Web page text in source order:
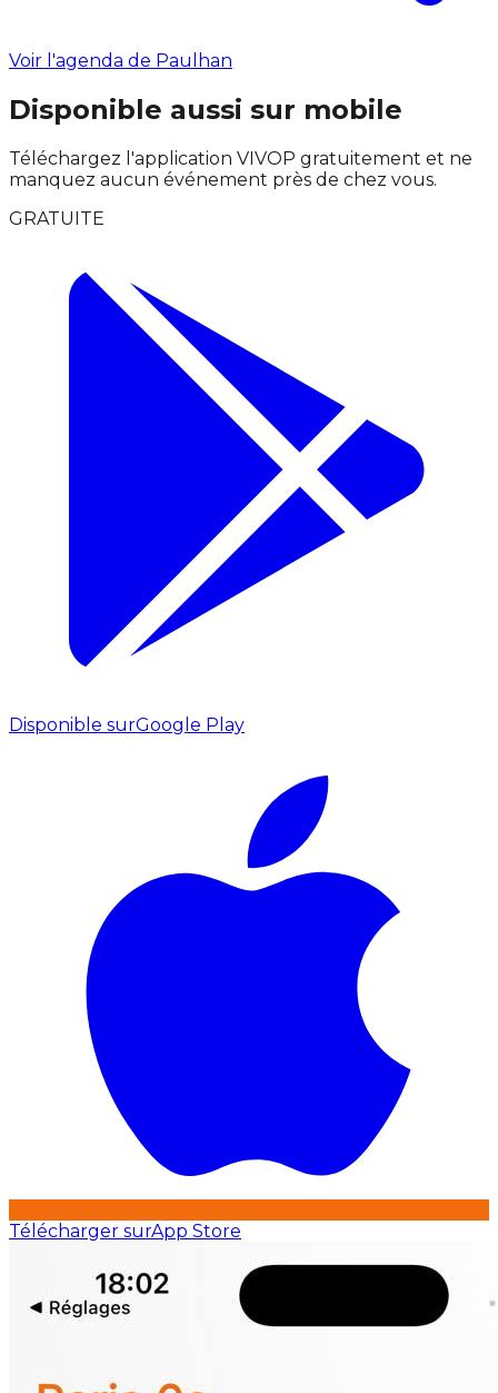
Voir l'agenda de Paulhan
Disponible aussi sur mobile
Téléchargez l'application VIVOP gratuitement et ne
manquez aucun événement près de chez vous.
GRATUITE
Disponible surGoogle Play
Télécharger surApp Store